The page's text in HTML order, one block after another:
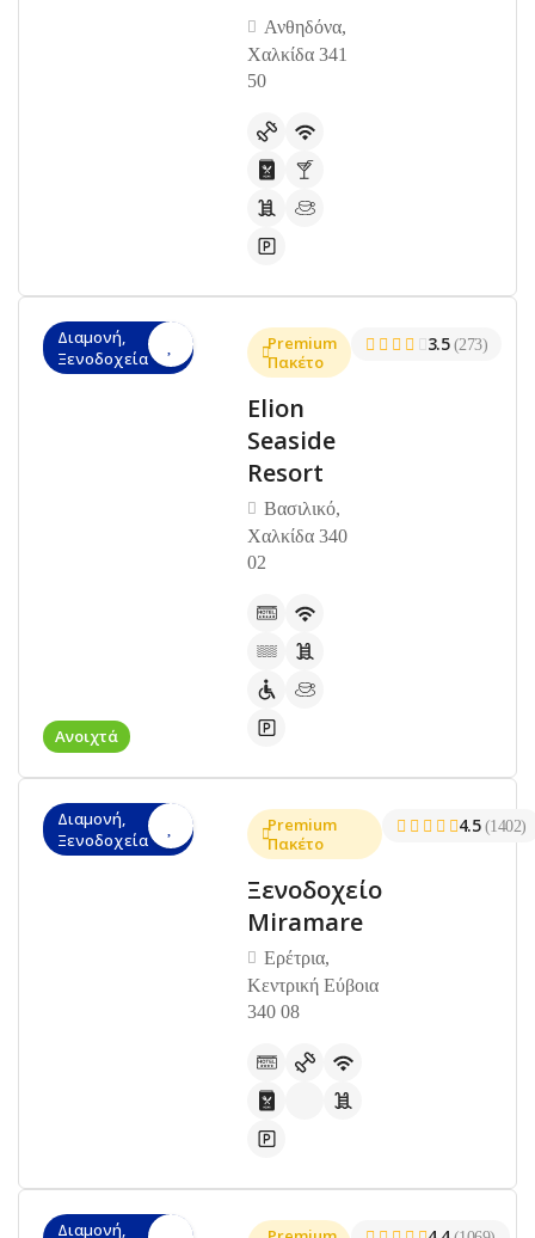
Ανθηδόνα,
Χαλκίδα 341
50
Ανοιχτά
Διαμονή,
Ξενοδοχεία
Premium
Πακέτο
Elion
Seaside
Resort
Βασιλικό,
Χαλκίδα 340
02
3.5 (273)
Διαμονή,
Ξενοδοχεία
Premium
Πακέτο
Ξενοδοχείο
Miramare
Ερέτρια,
Κεντρική Εύβοια
340 08
4.5 (1402)
Διαμονή,